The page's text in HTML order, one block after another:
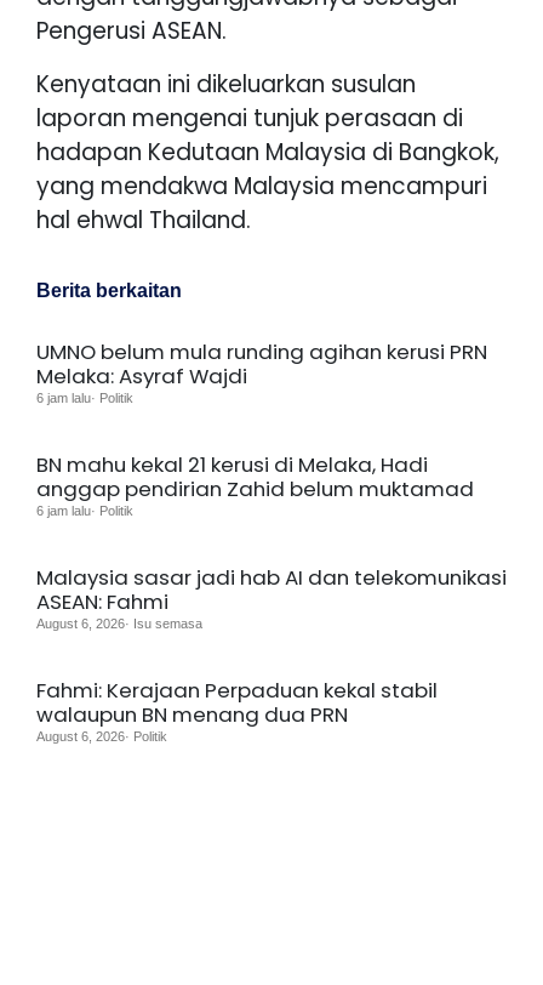
Pengerusi ASEAN.
Kenyataan ini dikeluarkan susulan
laporan mengenai tunjuk perasaan di
hadapan Kedutaan Malaysia di Bangkok,
yang mendakwa Malaysia mencampuri
hal ehwal Thailand.
Berita berkaitan
UMNO belum mula runding agihan kerusi PRN
Melaka: Asyraf Wajdi
6 jam lalu· Politik
BN mahu kekal 21 kerusi di Melaka, Hadi
anggap pendirian Zahid belum muktamad
6 jam lalu· Politik
Malaysia sasar jadi hab AI dan telekomunikasi
ASEAN: Fahmi
August 6, 2026· Isu semasa
Fahmi: Kerajaan Perpaduan kekal stabil
walaupun BN menang dua PRN
August 6, 2026· Politik